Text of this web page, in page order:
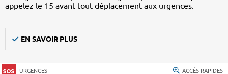
appelez le 15 avant tout déplacement aux urgences.
EN SAVOIR PLUS
URGENCES ACCÈS RAPIDES